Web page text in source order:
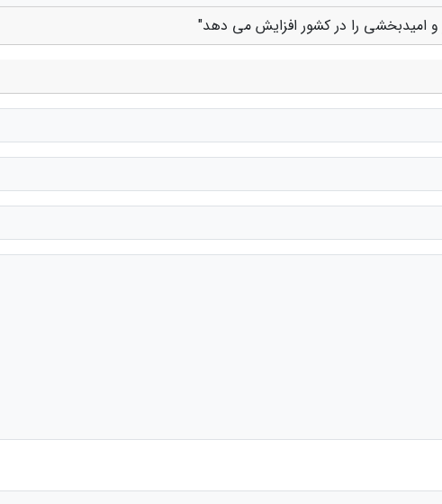
امیدبخشی را در کشور افزایش می دهد"